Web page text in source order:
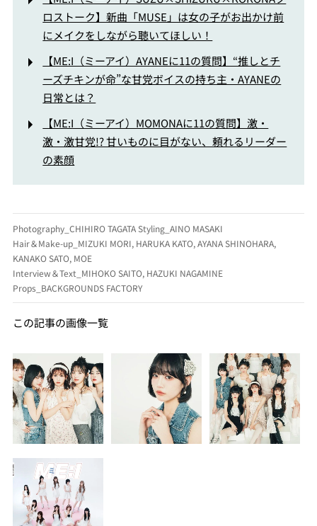
ロストーク】新曲「MUSE」は女の子がお出かけ前
にメイクをしながら聴いてほしい！
【ME:I（ミーアイ）AYANEに11の質問】“推しとチ
ーズチキンが命”な甘党ボイスの持ち主・AYANEの
日常とは？
【ME:I（ミーアイ）MOMONAに11の質問】激・
激・激甘党!? 甘いものに目がない、頼れるリーダー
の素顔
Photography_CHIHIRO TAGATA Styling_AINO MASAKI
Hair＆Make-up_MIZUKI MORI, HARUKA KATO, AYANA SHINOHARA,
KANAKO SATO, MOE
Interview＆Text_MIHOKO SAITO, HAZUKI NAGAMINE
Props_BACKGROUNDS FACTORY
この記事の画像一覧